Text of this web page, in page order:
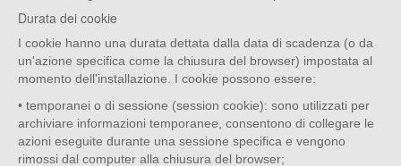
Durata dei cookie
I cookie hanno una durata dettata dalla data di scadenza (o da
un'azione specifica come la chiusura del browser) impostata al
momento dell'installazione. I cookie possono essere:
• temporanei o di sessione (session cookie): sono utilizzati per
archiviare informazioni temporanee, consentono di collegare le
azioni eseguite durante una sessione specifica e vengono
rimossi dal computer alla chiusura del browser;